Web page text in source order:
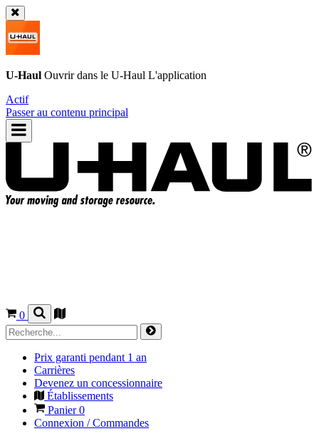
U-Haul Ouvrir dans le U-Haul L'application
Actif
Passer au contenu principal
0
Prix garanti pendant 1 an
Carrières
Devenez un concessionnaire
Établissements
Panier0
Connexion / Commandes